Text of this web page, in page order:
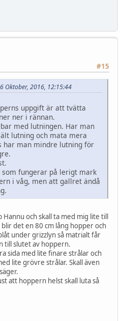
#15
Oktober, 2016, 12:15:44
uppgift är att tvätta
ner i rännan.
med lutningen. Har man
lutning och mata mera
har man mindre lutning för
fungerar på lerigt mark
i våg, men att gallret ändå
Hannu och skall ta med mig lite till
det en 80 cm lång hopper och
under grizzlyn så matrialt får
till slutet av hoppern.
sida med lite finare strålar och
lite grövre strålar. Skall även
att hoppern helst skall luta så